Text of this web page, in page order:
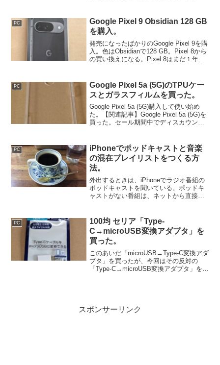
れていないので、いわゆるガラホ。富士
通のF-03L(2019...
PC
Google Pixel 9 Obsidian 128 GB
を購入。
発売になったばかりのGoogle Pixel 9を購
入。色はObsidianで128 GB。Pixel 8から
の買い換えになる。Pixel 8はまだ１年く
の買い換え履歴...
PC
Google Pixel 5a (5G)のTPUケー
スとガラスフィルムを買った。
Google Pixel 5a (5G)購入して使い始め
た。【関連記事】Google Pixel 5a (5G)を
買った。セール期間中でディスカウント
いるものが多い。...
PC
iPhoneでポッドキャストと音楽
の混在プレイリストをつくる方
法。
外出するときは、iPhoneでラジオ番組の
ポッドキャストを聞いている。ポッドキ
ャストがない番組は、ネットから直接ダ
アプリでは、ダウンロードしたファイル
は音楽と認識...
PC
100均 セリア「Type-
C→microUSB変換アダプタ」を
買った。
このあいだ「microUSB→Type-C変換アダ
プタ」を買ったが、今回はその反対の
「Type-C→microUSB変換アダプタ」を探
スポンサーリンク